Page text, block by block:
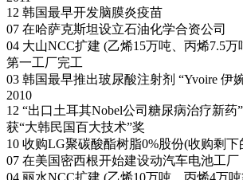
12 韩国最早开发脑膜炎疫苗
07 在哈萨克斯坦设立石油化学合资公司
04 大山NCC扩建 (乙烯15万吨、丙烯7.5
第一工厂完工
03 韩国最早推出玻尿酸注射剂 “Yvoire 伊
2010
12 “出口土耳其Nobel公司糖尿病治疗新药”
获“大韩民国百大技术”奖
10 收购LG聚碳酸酯树脂0%股份(收购剩下
07 在美国密西根开始建设动汽车电池工厂
04 丽水NCC扩建 (乙烯10万吨、丙烯4万